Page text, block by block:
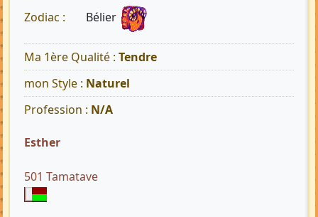
Zodiac : Bélier
Ma 1ère Qualité : Tendre
mon Style : Naturel
Profession : N/A
Esther
501 Tamatave